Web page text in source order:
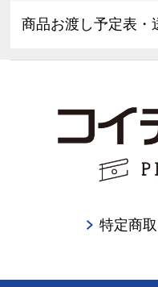
商品お渡し予定表・
特定商